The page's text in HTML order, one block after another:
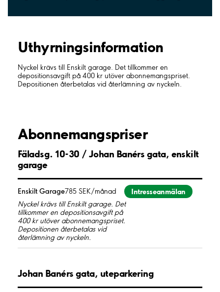
Uthyrnings­information
Nyckel krävs till Enskilt garage. Det tillkommer en
depositionsavgift på 400 kr utöver abonnemangspriset.
Depositionen återbetalas vid återlämning av nyckeln.
Abonnemangspriser
Fäladsg. 10-30 / Johan Banérs gata, enskilt
garage
Enskilt Garage785 SEK/månad Intresseanmälan
Nyckel krävs till Enskilt garage. Det
tillkommer en depositionsavgift på
400 kr utöver abonnemangspriset.
Depositionen återbetalas vid
återlämning av nyckeln.
Johan Banérs gata, uteparkering